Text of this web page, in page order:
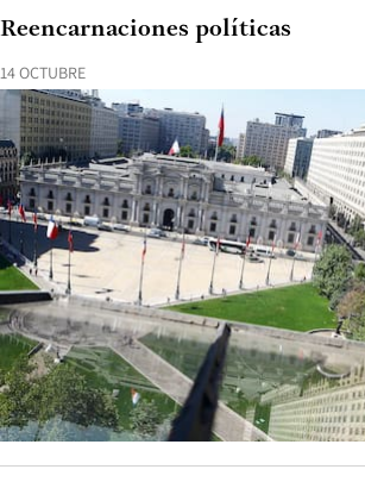
14 OCTUBRE
Reencarnaciones políticas